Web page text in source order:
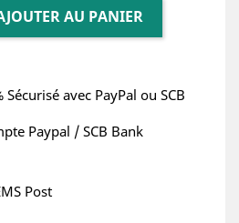
AU PANIER
Sécurisé avec PayPal ou SCB
Paypal / SCB Bank
Post